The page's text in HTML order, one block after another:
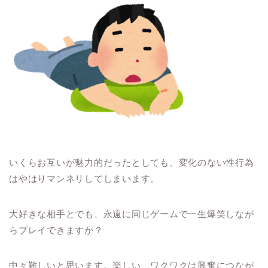
いくらお互いが魅力的だったとしても、変化のない性行為
はやはりマンネリしてしまいます。
大好きな相手とでも、永遠に同じゲームで一生爆笑しなが
らプレイできますか？
中々難しいと思います。楽しい、ワクワクは興奮につなが